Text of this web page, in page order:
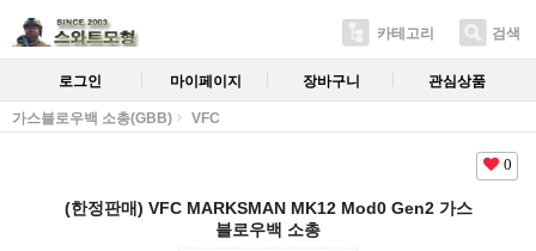
카테고리 검색
로그인 마이페이지 장바구니 관심상품
가스블로우백 소총(GBB) VFC
0
(한정판매) VFC MARKSMAN MK12 Mod0 Gen2 가스
블로우백 소총